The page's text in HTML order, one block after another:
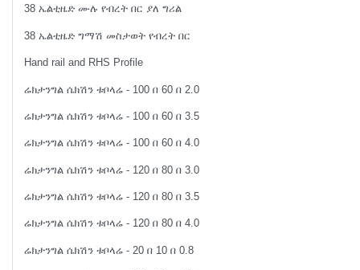
38 ኤልቲዜድ ሙሉ የብረት በር ያለ ግሪል
38 ኤልቲዜድ ግማሽ መስታወት የብረት በር
Hand rail and RHS Profile
ሬክታንግል ሴክሽን ቱቦላሬ - 100 በ 60 በ 2.0
ሬክታንግል ሴክሽን ቱቦላሬ - 100 በ 60 በ 3.5
ሬክታንግል ሴክሽን ቱቦላሬ - 100 በ 60 በ 4.0
ሬክታንግል ሴክሽን ቱቦላሬ - 120 በ 80 በ 3.0
ሬክታንግል ሴክሽን ቱቦላሬ - 120 በ 80 በ 3.5
ሬክታንግል ሴክሽን ቱቦላሬ - 120 በ 80 በ 4.0
ሬክታንግል ሴክሽን ቱቦላሬ - 20 በ 10 በ 0.8